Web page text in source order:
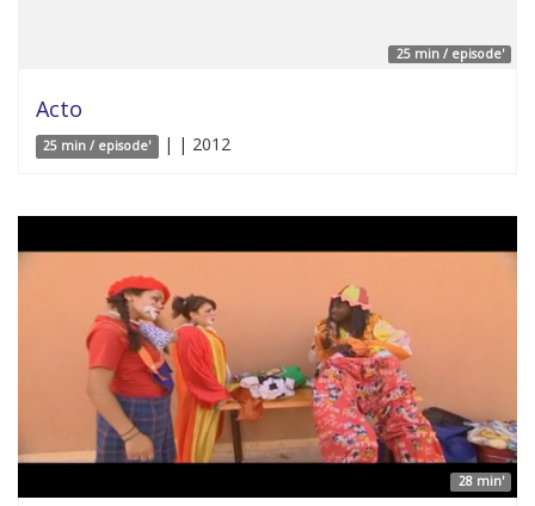
25 min / episode'
Acto
25 min / episode' | | 2012
28 min'